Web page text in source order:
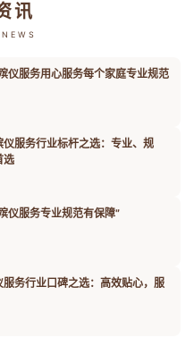
讯
仪服务用心服务每个家庭专业规范
服务行业标杆之选：专业、规
选
仪服务专业规范有保障”
务行业口碑之选：高效贴心，服